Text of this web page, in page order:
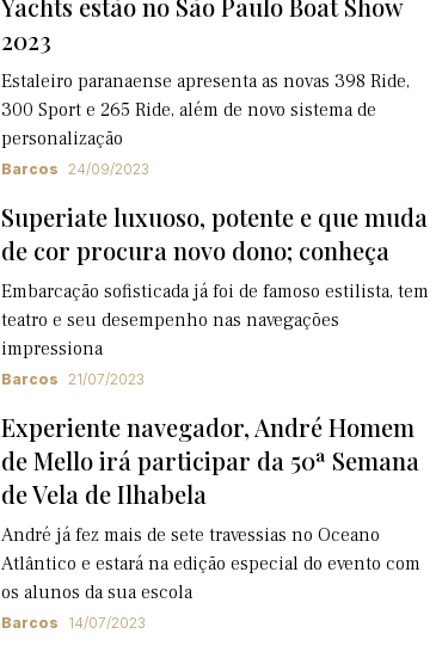
Yachts estão no São Paulo Boat Show
2023
Estaleiro paranaense apresenta as novas 398 Ride,
300 Sport e 265 Ride, além de novo sistema de
personalização
Barcos 24/09/2023
Superiate luxuoso, potente e que muda
de cor procura novo dono; conheça
Embarcação sofisticada já foi de famoso estilista, tem
teatro e seu desempenho nas navegações
impressiona
Barcos 21/07/2023
Experiente navegador, André Homem
de Mello irá participar da 50ª Semana
de Vela de Ilhabela
André já fez mais de sete travessias no Oceano
Atlântico e estará na edição especial do evento com
os alunos da sua escola
Barcos 14/07/2023